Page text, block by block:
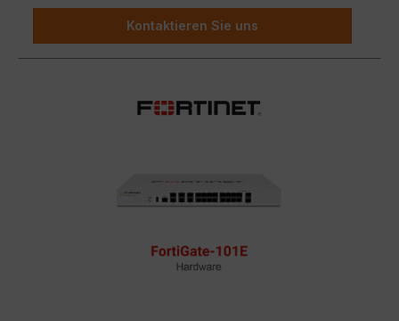
Kontaktieren Sie uns